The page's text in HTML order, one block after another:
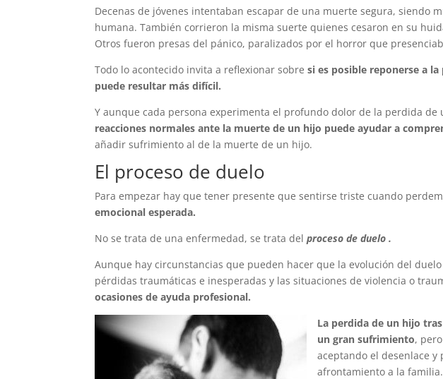
Decenas de jóvenes intentaban escapar de una muerte segura, siendo
humana. También corrieron la misma suerte quienes cesaron en su
Otros fueron presas del pánico, paralizados por el horror que
Todo lo acontecido invita a reflexionar sobresi es posible reponerse a
puede resultar más difícil.
Y aunque cada persona experimenta el profundo dolor de la perdida
reacciones normales ante la muerte de un hijo puede ayudar a
añadir sufrimiento al de la muerte de un hijo.
El proceso de duelo
Para empezar hay que tener presente que sentirse triste cuando
emocional esperada.
No se trata de una enfermedad, se trata delproceso de duelo .
Aunque hay circunstancias que pueden hacer que la evolución del
pérdidas traumáticas e inesperadas y las situaciones de violencia o
ocasiones de ayuda profesional.
La perdida de un hijo
un gran sufrimiento,
aceptando el desenlace
afrontamiento a la familia.